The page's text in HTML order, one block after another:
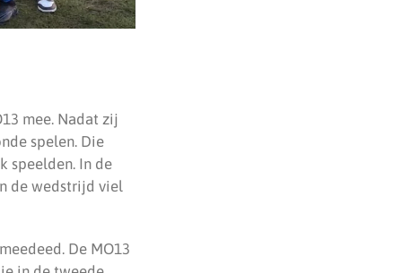
mee. Nadat zij
spelen. Die
speelden. In de
de wedstrijd viel
De MO13